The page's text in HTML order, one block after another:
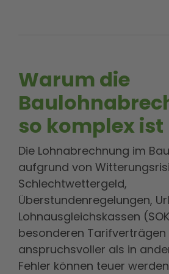
Warum die
so komplex ist
Die Lohnabrechnung im
aufgrund von
Schlechtwettergeld,
Überstundenregelungen,
Lohnausgleichskassen
besonderen
anspruchsvoller als in
Fehler können teuer